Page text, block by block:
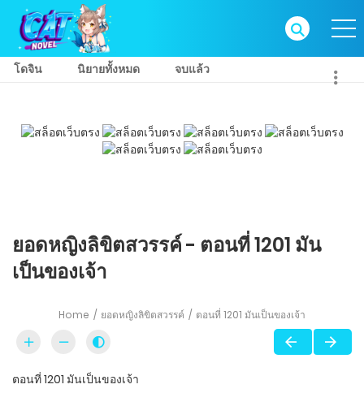
โดจิน นิยายทั้งหมด จบแล้ว
ยอดหญิงลิขิตสวรรค์ - ตอนที่ 1201 มัน
เป็นของเจ้า
Home ยอดหญิงลิขิตสวรรค์ ตอนที่ 1201 มันเป็นของเจ้า
ตอนที่ 1201 มันเป็นของเจ้า